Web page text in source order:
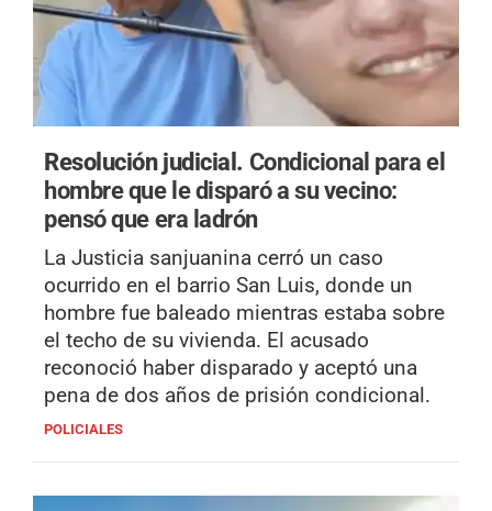
Resolución judicial. Condicional para el
hombre que le disparó a su vecino:
pensó que era ladrón
La Justicia sanjuanina cerró un caso
ocurrido en el barrio San Luis, donde un
hombre fue baleado mientras estaba sobre
el techo de su vivienda. El acusado
reconoció haber disparado y aceptó una
pena de dos años de prisión condicional.
POLICIALES